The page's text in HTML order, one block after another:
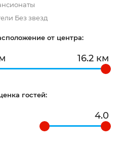
Без звезд
от центра:
16.2 км
гостей:
4.0